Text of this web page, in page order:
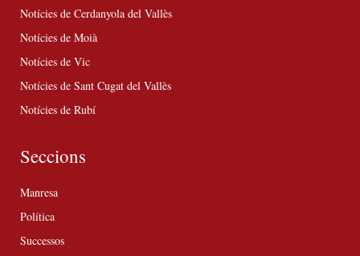
Notícies de Cerdanyola del Vallès
Notícies de Moià
Notícies de Vic
Notícies de Sant Cugat del Vallès
Notícies de Rubí
Seccions
Manresa
Política
Successos